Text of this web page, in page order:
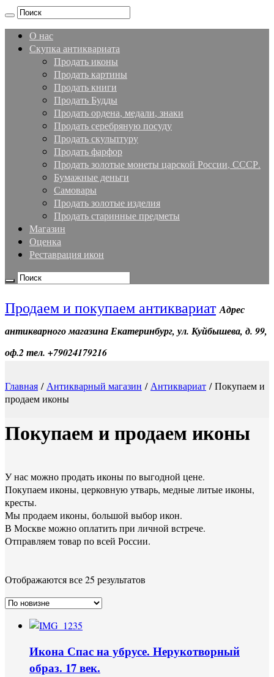
О нас
Скупка антиквариата
Продать иконы
Продать картины
Продать книги
Продать Будды
Продать ордена, медали, знаки
Продать серебряную посуду
Продать скульптуру
Продать фарфор
Продать золотые монеты царской России, СССР.
Бумажные деньги
Самовары
Продать золотые изделия
Продать старинные предметы
Магазин
Оценка
Реставрация икон
Продаем и покупаем антиквариат Адрес
антикварного магазина Екатеринбург, ул. Куйбышева, д. 99,
оф.2 тел. +79024179216
Главная / Антикварный магазин / Антиквариат / Покупаем и
продаем иконы
Покупаем и продаем иконы
У нас можно продать иконы по выгодной цене.
Покупаем иконы, церковную утварь, медные литые иконы,
кресты.
Мы продаем иконы, большой выбор икон.
В Москве можно оплатить при личной встрече.
Отправляем товар по всей России.
Отображаются все 25 результатов
Икона Спас на убрусе. Нерукотворный
образ. 17 век.